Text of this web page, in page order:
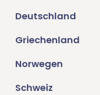
Deutschland
Griechenland
Norwegen
Schweiz